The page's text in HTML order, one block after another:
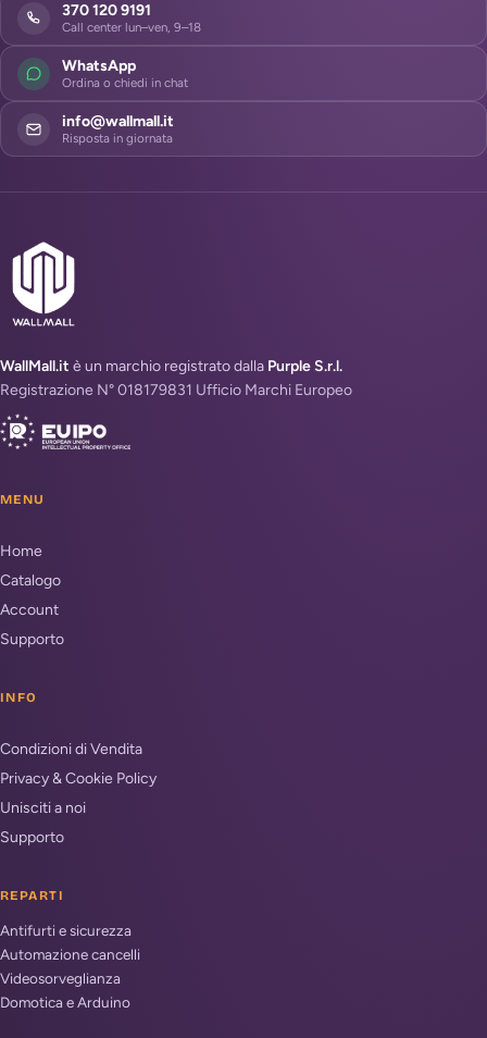
370 120 9191
Call center lun–ven, 9–18
WhatsApp
Ordina o chiedi in chat
info@wallmall.it
Risposta in giornata
WallMall.it è un marchio registrato dalla Purple S.r.l.
Registrazione N° 018179831 Ufficio Marchi Europeo
MENU
Home
Catalogo
Account
Supporto
INFO
Condizioni di Vendita
Privacy & Cookie Policy
Unisciti a noi
Supporto
REPARTI
Antifurti e sicurezza
Automazione cancelli
Videosorveglianza
Domotica e Arduino